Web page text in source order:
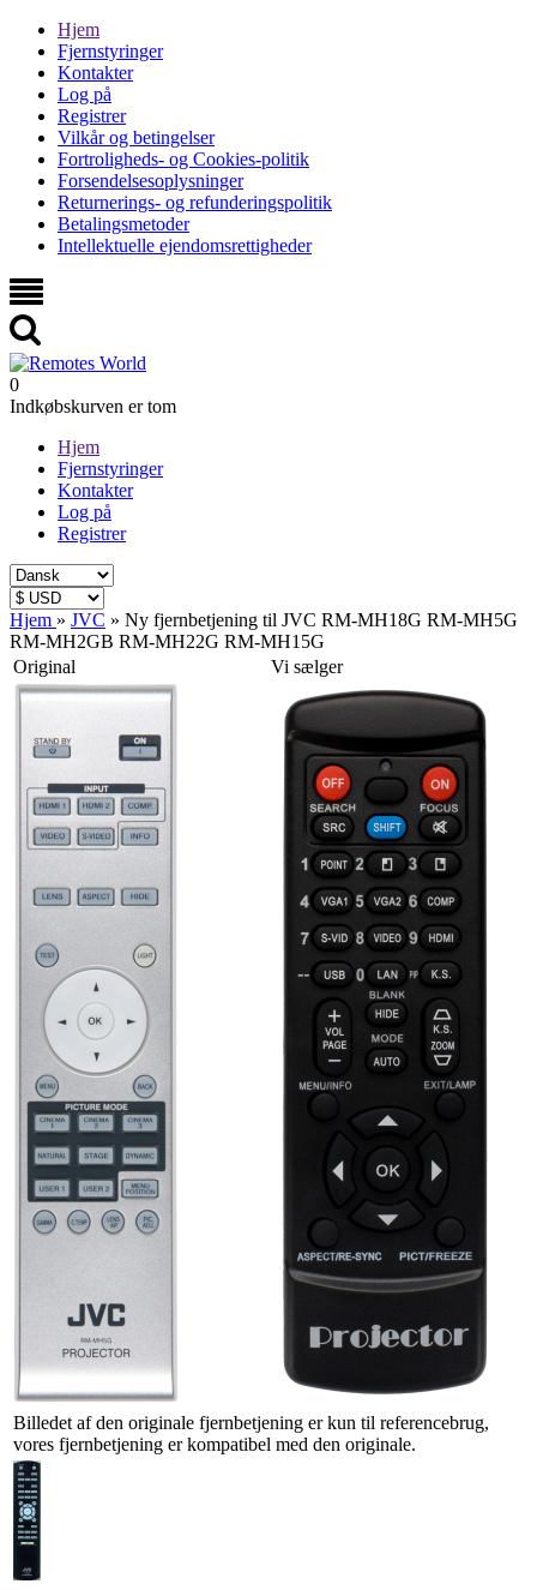
Hjem
Fjernstyringer
Kontakter
Log på
Registrer
Vilkår og betingelser
Fortroligheds- og Cookies-politik
Forsendelsesoplysninger
Returnerings- og refunderingspolitik
Betalingsmetoder
Intellektuelle ejendomsrettigheder
0
Indkøbskurven er tom
Hjem
Fjernstyringer
Kontakter
Log på
Registrer
Hjem » JVC » Ny fjernbetjening til JVC RM-MH18G RM-MH5G
RM-MH2GB RM-MH22G RM-MH15G
Original
Vi sælger
Billedet af den originale fjernbetjening er kun til referencebrug,
vores fjernbetjening er kompatibel med den originale.